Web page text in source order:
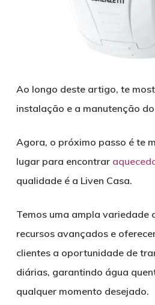
Ao longo deste artigo, te
instalação e a manutenção
Agora, o próximo passo é te
lugar para encontrar
qualidade é a Liven Casa.
Temos uma ampla variedade
recursos avançados e
clientes a oportunidade de
diárias, garantindo água
qualquer momento desejado.